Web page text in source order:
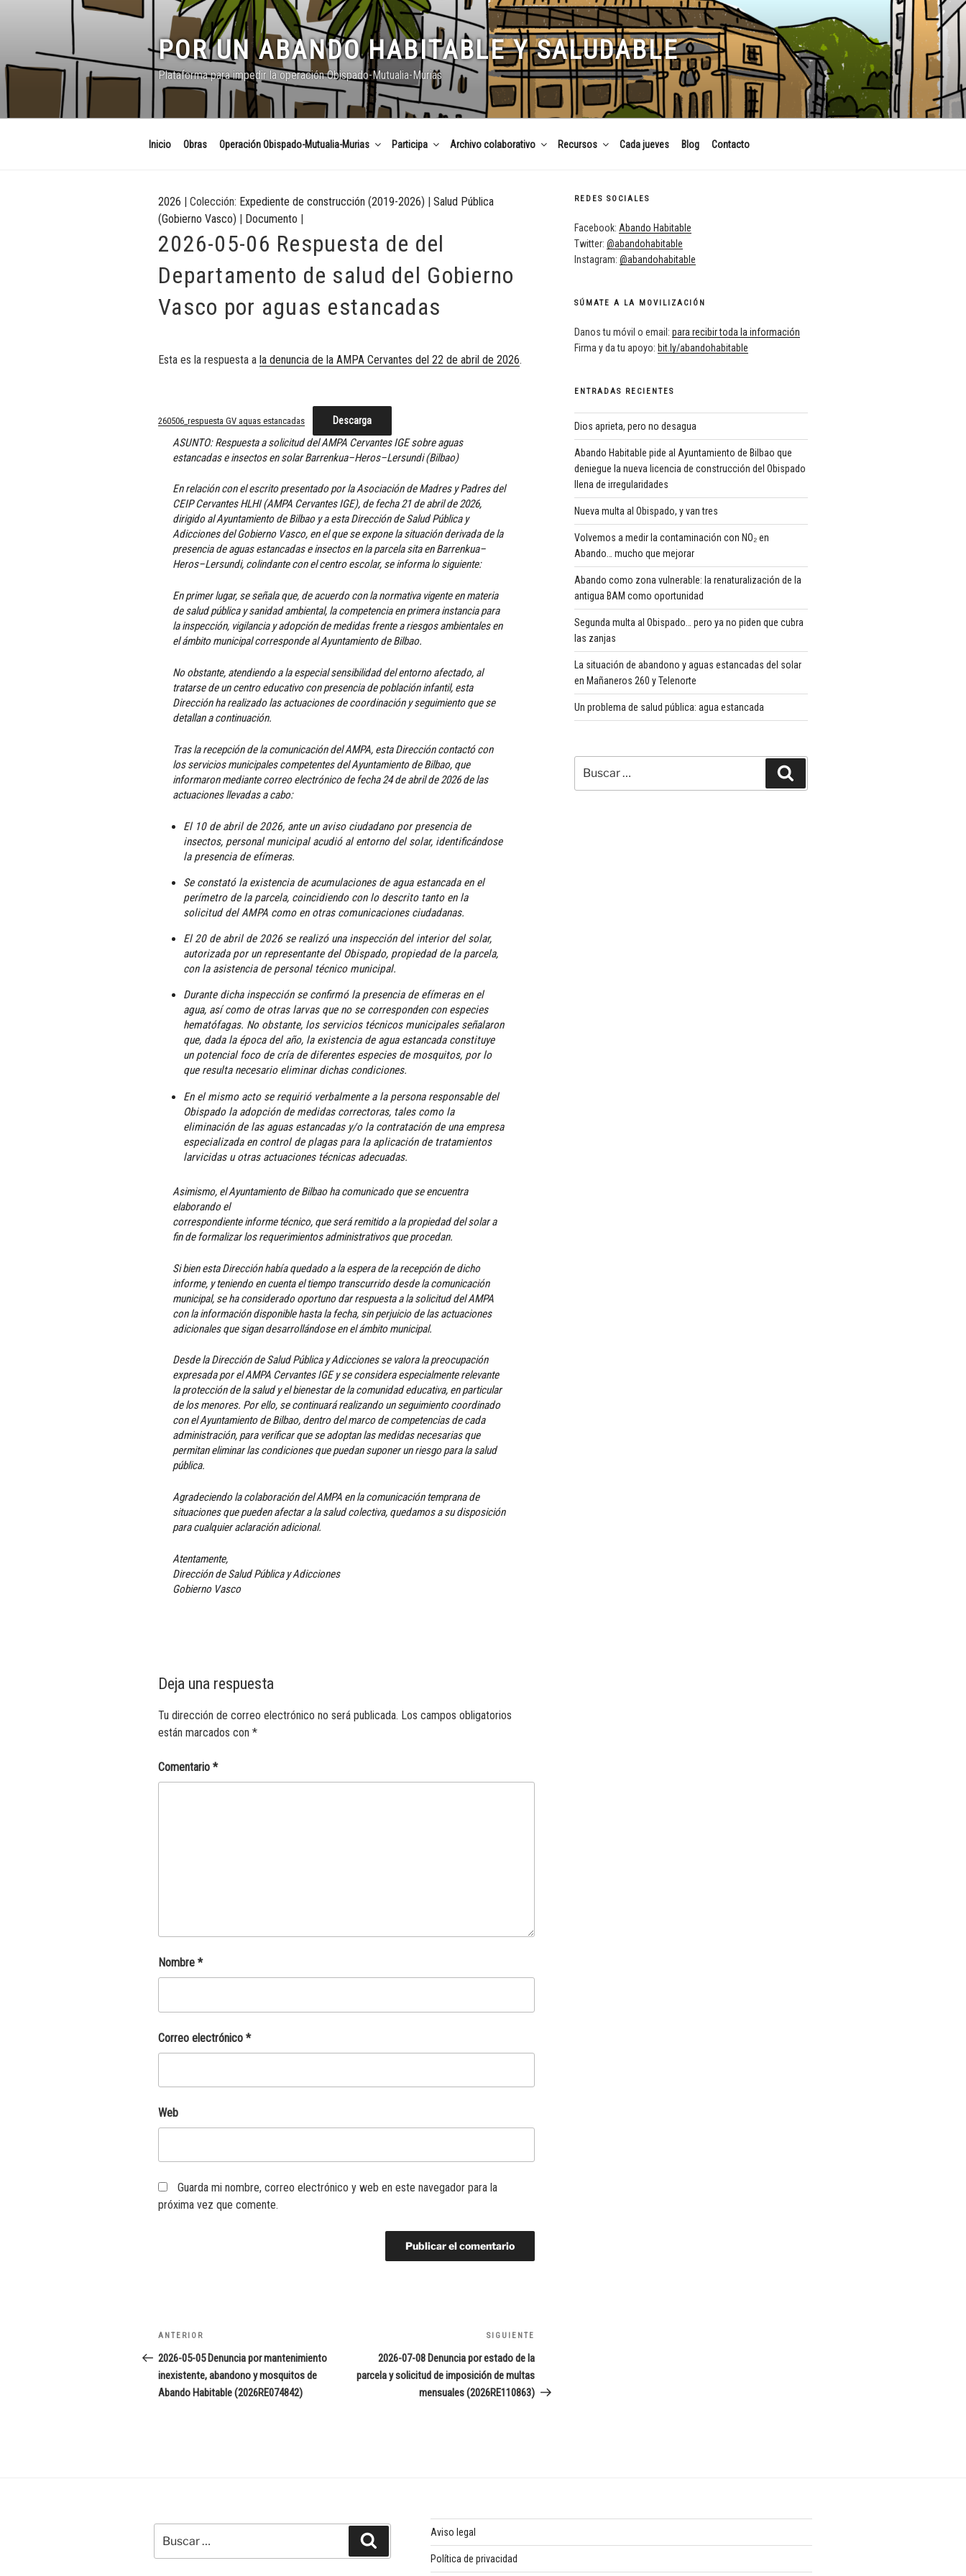
POR UN ABANDO HABITABLE Y SALUDABLE
Plataforma para impedir la operación Obispado-Mutualia-Murias
Inicio Obras Operación Obispado-Mutualia-Murias Participa Archivo colaborativo Recursos Cada jueves Blog Contacto
2026 | Colección: Expediente de construcción (2019-2026) | Salud Pública
(Gobierno Vasco) | Documento |
2026-05-06 Respuesta de del
Departamento de salud del Gobierno
Vasco por aguas estancadas
Esta es la respuesta a la denuncia de la AMPA Cervantes del 22 de abril de 2026.
260506_respuesta GV aguas estancadas Descarga
ASUNTO: Respuesta a solicitud del AMPA Cervantes IGE sobre aguas
estancadas e insectos en solar Barrenkua–Heros–Lersundi (Bilbao)
En relación con el escrito presentado por la Asociación de Madres y Padres del
CEIP Cervantes HLHI (AMPA Cervantes IGE), de fecha 21 de abril de 2026,
dirigido al Ayuntamiento de Bilbao y a esta Dirección de Salud Pública y
Adicciones del Gobierno Vasco, en el que se expone la situación derivada de la
presencia de aguas estancadas e insectos en la parcela sita en Barrenkua–
Heros–Lersundi, colindante con el centro escolar, se informa lo siguiente:
En primer lugar, se señala que, de acuerdo con la normativa vigente en materia
de salud pública y sanidad ambiental, la competencia en primera instancia para
la inspección, vigilancia y adopción de medidas frente a riesgos ambientales en
el ámbito municipal corresponde al Ayuntamiento de Bilbao.
No obstante, atendiendo a la especial sensibilidad del entorno afectado, al
tratarse de un centro educativo con presencia de población infantil, esta
Dirección ha realizado las actuaciones de coordinación y seguimiento que se
detallan a continuación.
Tras la recepción de la comunicación del AMPA, esta Dirección contactó con
los servicios municipales competentes del Ayuntamiento de Bilbao, que
informaron mediante correo electrónico de fecha 24 de abril de 2026 de las
actuaciones llevadas a cabo:
El 10 de abril de 2026, ante un aviso ciudadano por presencia de
insectos, personal municipal acudió al entorno del solar, identificándose
la presencia de efímeras.
Se constató la existencia de acumulaciones de agua estancada en el
perímetro de la parcela, coincidiendo con lo descrito tanto en la
solicitud del AMPA como en otras comunicaciones ciudadanas.
El 20 de abril de 2026 se realizó una inspección del interior del solar,
autorizada por un representante del Obispado, propiedad de la parcela,
con la asistencia de personal técnico municipal.
Durante dicha inspección se confirmó la presencia de efímeras en el
agua, así como de otras larvas que no se corresponden con especies
hematófagas. No obstante, los servicios técnicos municipales señalaron
que, dada la época del año, la existencia de agua estancada constituye
un potencial foco de cría de diferentes especies de mosquitos, por lo
que resulta necesario eliminar dichas condiciones.
En el mismo acto se requirió verbalmente a la persona responsable del
Obispado la adopción de medidas correctoras, tales como la
eliminación de las aguas estancadas y/o la contratación de una empresa
especializada en control de plagas para la aplicación de tratamientos
larvicidas u otras actuaciones técnicas adecuadas.
Asimismo, el Ayuntamiento de Bilbao ha comunicado que se encuentra
elaborando el
correspondiente informe técnico, que será remitido a la propiedad del solar a
fin de formalizar los requerimientos administrativos que procedan.
Si bien esta Dirección había quedado a la espera de la recepción de dicho
informe, y teniendo en cuenta el tiempo transcurrido desde la comunicación
municipal, se ha considerado oportuno dar respuesta a la solicitud del AMPA
con la información disponible hasta la fecha, sin perjuicio de las actuaciones
adicionales que sigan desarrollándose en el ámbito municipal.
Desde la Dirección de Salud Pública y Adicciones se valora la preocupación
expresada por el AMPA Cervantes IGE y se considera especialmente relevante
la protección de la salud y el bienestar de la comunidad educativa, en particular
de los menores. Por ello, se continuará realizando un seguimiento coordinado
con el Ayuntamiento de Bilbao, dentro del marco de competencias de cada
administración, para verificar que se adoptan las medidas necesarias que
permitan eliminar las condiciones que puedan suponer un riesgo para la salud
pública.
Agradeciendo la colaboración del AMPA en la comunicación temprana de
situaciones que pueden afectar a la salud colectiva, quedamos a su disposición
para cualquier aclaración adicional.
Atentamente,
Dirección de Salud Pública y Adicciones
Gobierno Vasco
Deja una respuesta
Tu dirección de correo electrónico no será publicada. Los campos obligatorios
están marcados con *
Comentario *
Nombre *
Correo electrónico *
Web
Guarda mi nombre, correo electrónico y web en este navegador para la
próxima vez que comente.
Navegación
de
entradas
Entrada
anterior:
ANTERIOR
2026-05-05 Denuncia por mantenimiento
inexistente, abandono y mosquitos de
Abando Habitable (2026RE074842)
entrada
SIGUIENTE
2026-07-08 Denuncia por estado de la
parcela y solicitud de imposición de multas
mensuales (2026RE110863)
REDES SOCIALES
Facebook: Abando Habitable
Twitter: @abandohabitable
Instagram: @abandohabitable
SÚMATE A LA MOVILIZACIÓN
Danos tu móvil o email: para recibir toda la información
Firma y da tu apoyo: bit.ly/abandohabitable
ENTRADAS RECIENTES
Dios aprieta, pero no desagua
Abando Habitable pide al Ayuntamiento de Bilbao que
deniegue la nueva licencia de construcción del Obispado
llena de irregularidades
Nueva multa al Obispado, y van tres
Volvemos a medir la contaminación con NO₂ en
Abando… mucho que mejorar
Abando como zona vulnerable: la renaturalización de la
antigua BAM como oportunidad
Segunda multa al Obispado… pero ya no piden que cubra
las zanjas
La situación de abandono y aguas estancadas del solar
en Mañaneros 260 y Telenorte
Un problema de salud pública: agua estancada
por:
por:
Aviso legal
Política de privacidad